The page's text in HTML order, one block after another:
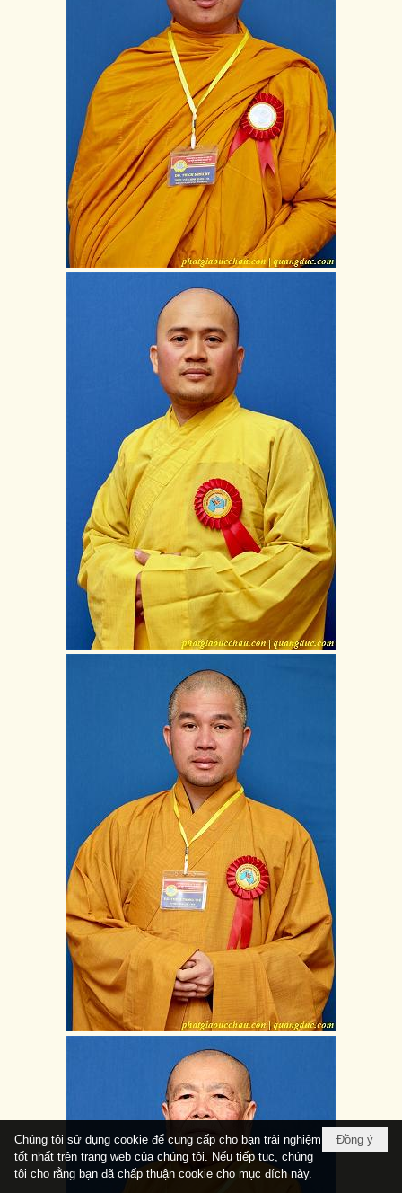
Đồng ý
Chúng tôi sử dụng cookie để cung cấp cho bạn trải nghiệm
tốt nhất trên trang web của chúng tôi. Nếu tiếp tục, chúng
tôi cho rằng bạn đã chấp thuận cookie cho mục đích này.